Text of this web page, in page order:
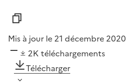
Mis à jour le 21 décembre 2020
2K téléchargements
Télécharger